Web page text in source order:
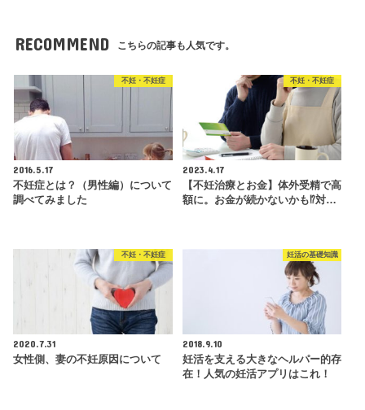
RECOMMEND こちらの記事も人気です。
不妊・不妊症
2016.5.17
不妊症とは？（男性編）について
調べてみました
不妊・不妊症
2023.4.17
【不妊治療とお金】体外受精で高
額に。お金が続かないかも⁉対…
不妊・不妊症
2020.7.31
女性側、妻の不妊原因について
妊活の基礎知識
2018.9.10
妊活を支える大きなヘルパー的存
在！人気の妊活アプリはこれ！